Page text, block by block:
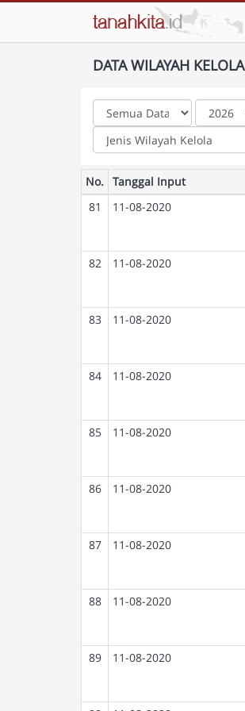
DATA WILAYAH KELOLA
No. Tanggal Input
81
11-08-2020
82 11-08-2020
83 11-08-2020
84 11-08-2020
85 11-08-2020
86 11-08-2020
87 11-08-2020
88 11-08-2020
89 11-08-2020